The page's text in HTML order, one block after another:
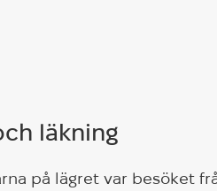
läkning
på lägret var besöket